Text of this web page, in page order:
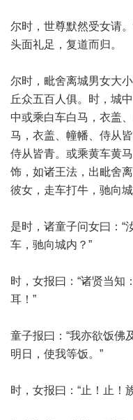
尔时，世尊默然受女请
头面礼足，复道而归。
尔时，毗舍离城男女大
丘众五百人俱。时，城
中或乘白车白马，衣盖
马，衣盖、幢幡、侍从
侍从皆青。或乘黄车黄
饰，如诸王法，出毗舍
彼女，走车打牛，驰向城
是时，诸童子问女曰：“
车，驰向城内？”
时，女报曰：“诸贤当知
耳！”
童子报曰：“我亦欲饭佛
明日，使我等饭。”
时，女报曰：“止！止！